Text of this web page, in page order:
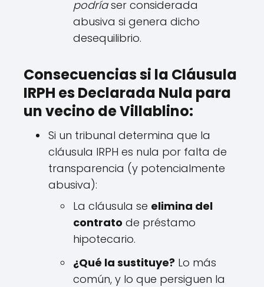
podríaser considerada
abusiva si genera dicho
desequilibrio.
Consecuencias si la Cláusula
IRPH es Declarada Nula para
un vecino de Villablino:
Si un tribunal determina que la
cláusula IRPH es nula por falta de
transparencia (y potencialmente
abusiva):
La cláusula se elimina del
contrato de préstamo
hipotecario.
¿Qué la sustituye? Lo más
común, y lo que persiguen la